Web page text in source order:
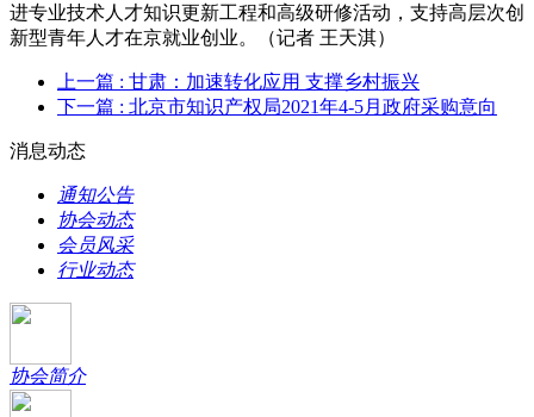
进专业技术人才知识更新工程和高级研修活动，支持高层次创
新型青年人才在京就业创业。（记者 王天淇）
上一篇 : 甘肃：加速转化应用 支撑乡村振兴
下一篇 : 北京市知识产权局2021年4-5月政府采购意向
消息动态
通知公告
协会动态
会员风采
行业动态
协会简介